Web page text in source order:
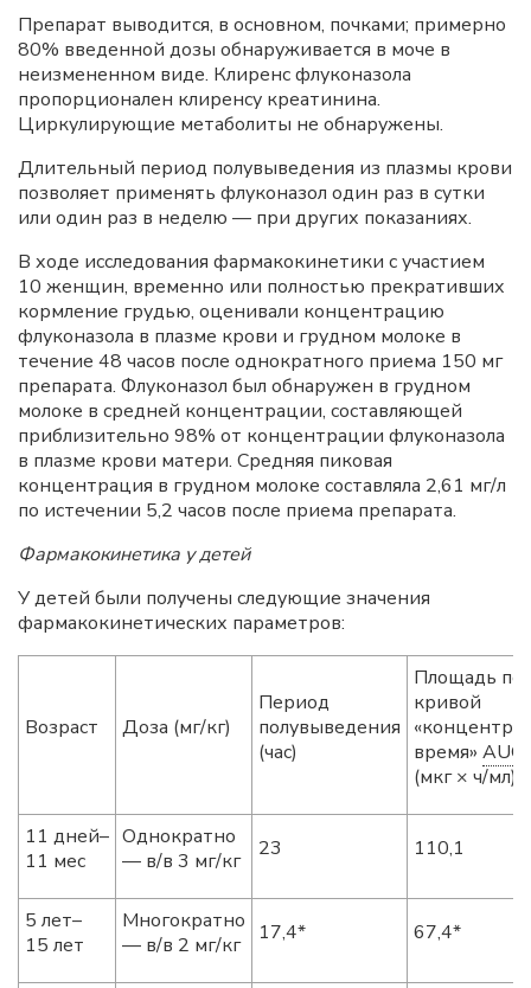
Препарат выводится, в основном, почками; примерно
80% введенной дозы обнаруживается в моче в
неизмененном виде. Клиренс флуконазола
пропорционален клиренсу креатинина.
Циркулирующие метаболиты не обнаружены.
Длительный период полувыведения из плазмы крови
позволяет применять флуконазол один раз в сутки
или один раз в неделю — при других показаниях.
В ходе исследования фармакокинетики с участием
10 женщин, временно или полностью прекративших
кормление грудью, оценивали концентрацию
флуконазола в плазме крови и грудном молоке в
течение 48 часов после однократного приема 150 мг
препарата. Флуконазол был обнаружен в грудном
молоке в средней концентрации, составляющей
приблизительно 98% от концентрации флуконазола
в плазме крови матери. Средняя пиковая
концентрация в грудном молоке составляла 2,61 мг/л
по истечении 5,2 часов после приема препарата.
Фармакокинетика у детей
У детей были получены следующие значения
фармакокинетических параметров:
Возраст Доза (мг/кг)
Период
полувыведения
(час)
Площадь
кривой
время» AUC
(мкг × ч/мл)
11 дней–
11 мес
Однократно
— в/в 3 мг/кг
23 110,1
5 лет–
15 лет
Многократно
— в/в 2 мг/кг
17,4* 67,4*